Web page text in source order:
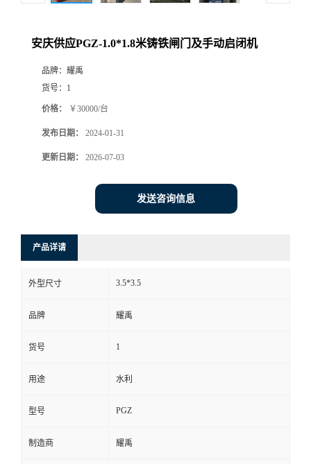
安庆供应PGZ-1.0*1.8米铸铁闸门及手动启闭机
品牌： 耀禹
货号： 1
价格： ￥30000/台
发布日期： 2024-01-31
更新日期： 2026-07-03
发送咨询信息
产品详请
外型尺寸 3.5*3.5
品牌 耀禹
货号 1
用途 水利
型号 PGZ
制造商 耀禹